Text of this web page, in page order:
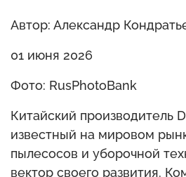
Автор: Александр
01 июня 2026
Фото: RusPhotoBank
Китайский производитель
известный на мировом
пылесосов и уборочной
вектор своего развития.